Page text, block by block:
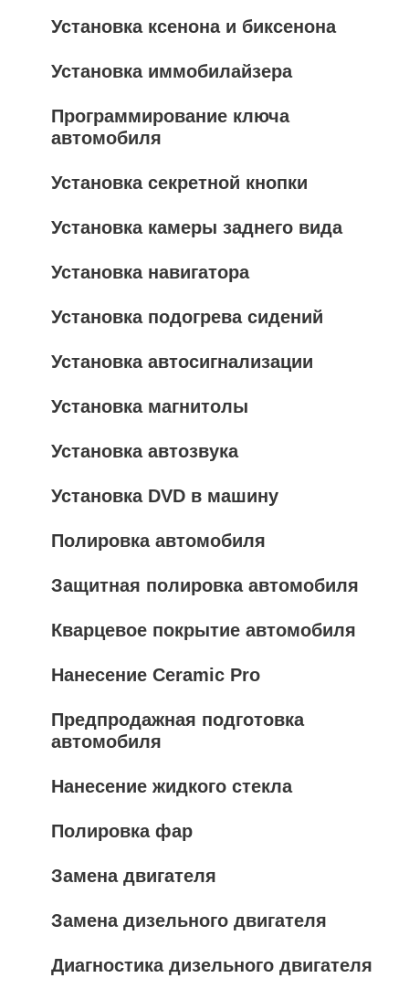
Установка ксенона и биксенона
Установка иммобилайзера
Программирование ключа
автомобиля
Установка секретной кнопки
Установка камеры заднего вида
Установка навигатора
Установка подогрева сидений
Установка автосигнализации
Установка магнитолы
Установка автозвука
Установка DVD в машину
Полировка автомобиля
Защитная полировка автомобиля
Кварцевое покрытие автомобиля
Нанесение Ceramic Pro
Предпродажная подготовка
автомобиля
Нанесение жидкого стекла
Полировка фар
Замена двигателя
Замена дизельного двигателя
Диагностика дизельного двигателя